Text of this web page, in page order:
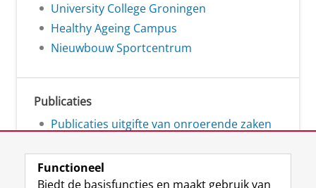
University College Groningen
Healthy Ageing Campus
Nieuwbouw Sportcentrum
Publicaties
Publicaties uitgifte van onroerende zaken
Functioneel
Biedt de basisfuncties en maakt gebruik van